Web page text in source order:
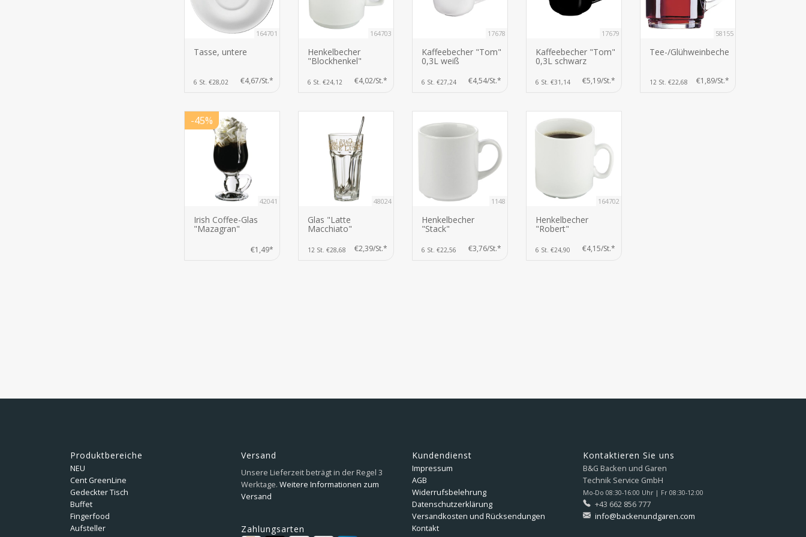
164701
Tasse, untere
6 St. €28,02 €4,67/St.*
164703
Henkelbecher
"Blockhenkel"
6 St. €24,12 €4,02/St.*
17678
Kaffeebecher "Tom"
0,3L weiß
6 St. €27,24 €4,54/St.*
17679
Kaffeebecher "Tom"
0,3L schwarz
6 St. €31,14 €5,19/St.*
58155
Tee-/Glühweinbecher
12 St. €22,68 €1,89/St.*
42041
Irish Coffee-Glas
"Mazagran"
€1,49*
-45%
48024
Glas "Latte
Macchiato"
12 St. €28,68 €2,39/St.*
1148
Henkelbecher
"Stack"
6 St. €22,56 €3,76/St.*
164702
Henkelbecher
"Robert"
6 St. €24,90 €4,15/St.*
Produktbereiche
NEU
Cent GreenLine
Gedeckter Tisch
Buffet
Fingerfood
Aufsteller
Versand
Unsere Lieferzeit beträgt in der Regel 3
Werktage. Weitere Informationen zum
Versand
Zahlungsarten
Kundendienst
Impressum
AGB
Widerrufsbelehrung
Datenschutzerklärung
Versandkosten und Rücksendungen
Kontakt
Kontaktieren Sie uns
B&G Backen und Garen
Technik Service GmbH
Mo-Do 08:30-16:00 Uhr | Fr 08:30-12:00
+43 662 856 777
info@backenundgaren.com